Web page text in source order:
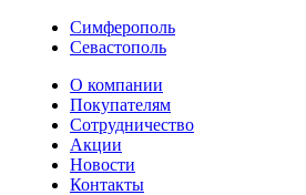
Симферополь
Севастополь
О компании
Покупателям
Сотрудничество
Акции
Новости
Контакты